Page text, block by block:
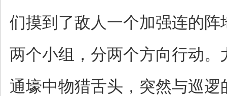
们摸到了敌人一个加强连的
两个小组，分两个方向行动
通壕中物猎舌头，突然与巡